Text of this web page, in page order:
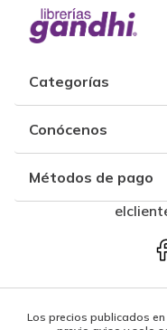
Categorías
Conócenos
Métodos de pago
Los precios publicados